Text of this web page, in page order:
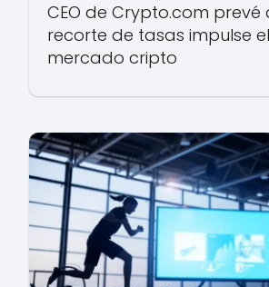
CEO de Crypto.com prevé
recorte de tasas impulse el
mercado cripto